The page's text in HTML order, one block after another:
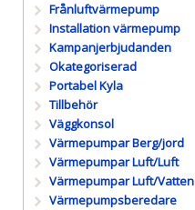
Frånluftvärmepump
Installation värmepump
Kampanjerbjudanden
Okategoriserad
Portabel Kyla
Tillbehör
Väggkonsol
Värmepumpar Berg/jord
Värmepumpar Luft/Luft
Värmepumpar Luft/Vatten
Värmepumpsberedare